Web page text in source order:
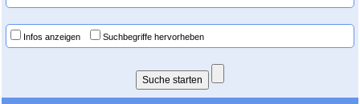
Infos anzeigen Suchbegriffe hervorheben